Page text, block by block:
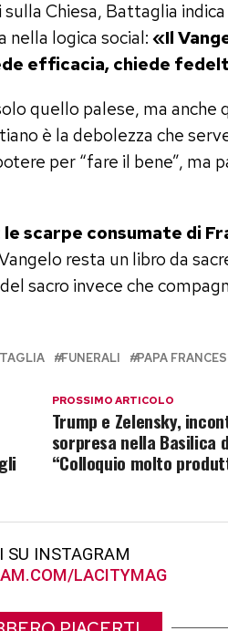
Chiesa, Battaglia indica
nella logica social:«Il
efficacia, chiede
quello palese, ma
è la debolezza che
per “fare il bene”, ma
le scarpe consumate di
resta un libro da
sacro invece che
FUNERALI PAPA
PROSSIMO ARTICOLO
Trump e Zelensky,
sorpresa nella Basilica
“Colloquio molto
SU INSTAGRAM
LACITYMAG